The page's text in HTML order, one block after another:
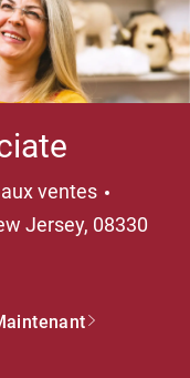
ventes
Jersey, 08330